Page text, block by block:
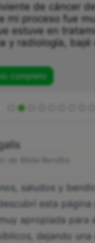
de cáncer
mi proceso fue
estuve en
y radiología, bajé
completo
saludos y
esta página
apropiada para
dejando una